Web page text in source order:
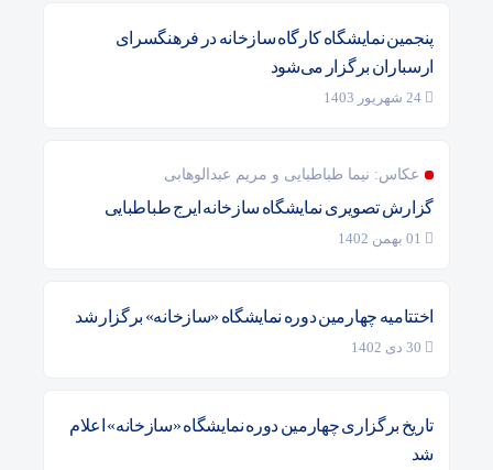
پنجمین نمایشگاه کارگاه سازخانه در فرهنگسرای
ارسباران برگزار می‌شود
عکاس: نیما طباطبایی و مریم عبدالوهابی
گزارش تصویری نمایشگاه سازخانه ایرج طباطبایی
اختتامیه چهارمین دوره نمایشگاه «سازخانه» برگزار شد
تاریخ برگزاری چهارمین دوره نمایشگاه «سازخانه» اعلام
شد